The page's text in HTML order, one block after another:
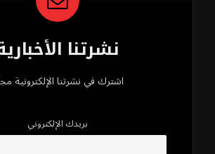
نشرتنا
اشترك في نشرتنا الإلكترونية
بريدك الإلكتروني